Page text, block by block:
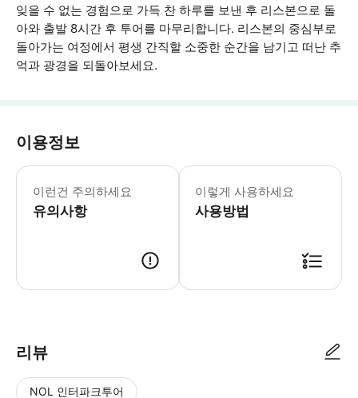
잊을 수 없는 경험으로 가득 찬 하루를 보낸 후 리스본으로 돌
아와 출발 8시간 후 투어를 마무리합니다. 리스본의 중심부로
돌아가는 여정에서 평생 간직할 소중한 순간을 남기고 떠난 추
억과 광경을 되돌아보세요.
이용정보
이런건 주의하세요
유의사항
* 소요시간 : 480분 (옵션에 따라 소
이렇게 사용하세요
사용방법
리뷰
NOL 인터파크투어